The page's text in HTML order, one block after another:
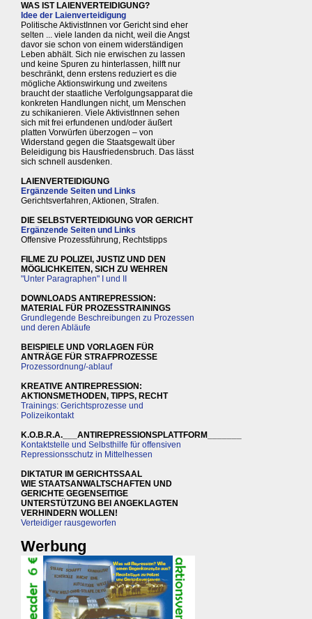
WAS IST LAIENVERTEIDIGUNG?
Idee der Laienverteidigung
Politische AktivistInnen vor Gericht sind eher
selten ... viele landen da nicht, weil die Angst
davor sie schon von einem widerständigen
Leben abhält. Sich nie erwischen zu lassen
und keine Spuren zu hinterlassen, hilft nur
beschränkt, denn erstens reduziert es die
mögliche Aktionswirkung und zweitens
braucht der staatliche Verfolgungsapparat die
konkreten Handlungen nicht, um Menschen
zu schikanieren. Viele AktivistInnen sehen
sich mit frei erfundenen und/oder äußert
platten Vorwürfen überzogen – von
Widerstand gegen die Staatsgewalt über
Beleidigung bis Hausfriedensbruch. Das lässt
sich schnell ausdenken.
LAIENVERTEIDIGUNG
Ergänzende Seiten und Links
Gerichtsverfahren, Aktionen, Strafen.
DIE SELBSTVERTEIDIGUNG VOR GERICHT
Ergänzende Seiten und Links
Offensive Prozessführung, Rechtstipps
FILME ZU POLIZEI, JUSTIZ UND DEN
MÖGLICHKEITEN, SICH ZU WEHREN
"Unter Paragraphen" I und II
DOWNLOADS ANTIREPRESSION:
MATERIAL FÜR PROZESSTRAININGS
Grundlegende Beschreibungen zu Prozessen
und deren Abläufe
BEISPIELE UND VORLAGEN FÜR
ANTRÄGE FÜR STRAFPROZESSE
Prozessordnung/-ablauf
KREATIVE ANTIREPRESSION:
AKTIONSMETHODEN, TIPPS, RECHT
Trainings: Gerichtsprozesse und
Polizeikontakt
K.O.B.R.A.___ANTIREPRESSIONSPLATTFORM_______
Kontaktstelle und Selbsthilfe für offensiven
Repressionsschutz in Mittelhessen
DIKTATUR IM GERICHTSSAAL
WIE STAATSANWALTSCHAFTEN UND
GERICHTE GEGENSEITIGE
UNTERSTÜTZUNG BEI ANGEKLAGTEN
VERHINDERN WOLLEN!
Verteidiger rausgeworfen
Werbung